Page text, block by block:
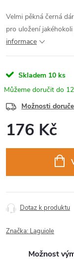
Velmi pěkná černá
pro uložení
informace
Skladem 10 ks
Možnosti
176 Kč
Dotaz k produktu
Značka: Laguiole
Možnost